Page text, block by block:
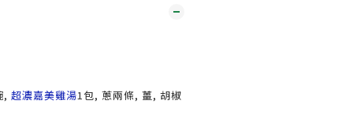
, 超濃嘉美雞湯1包, 蔥兩條, 薑, 胡椒